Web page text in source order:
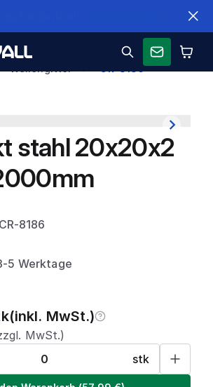
CR-8186
stahl 20x20x2
8186
5 Werktage
(inkl. MwSt.)
MwSt.)
stk